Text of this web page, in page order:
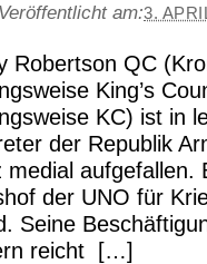
Veröffentlicht am:3.
Robertson QC
King’s
KC) ist in
der Republik
medial
der UNO für
Seine
reicht […]